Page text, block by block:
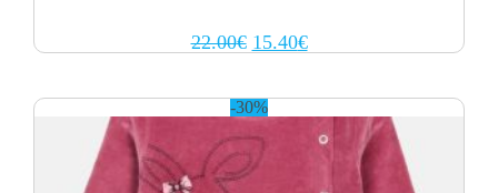
22.00€ Original
price
15.40€Current
price
-30%